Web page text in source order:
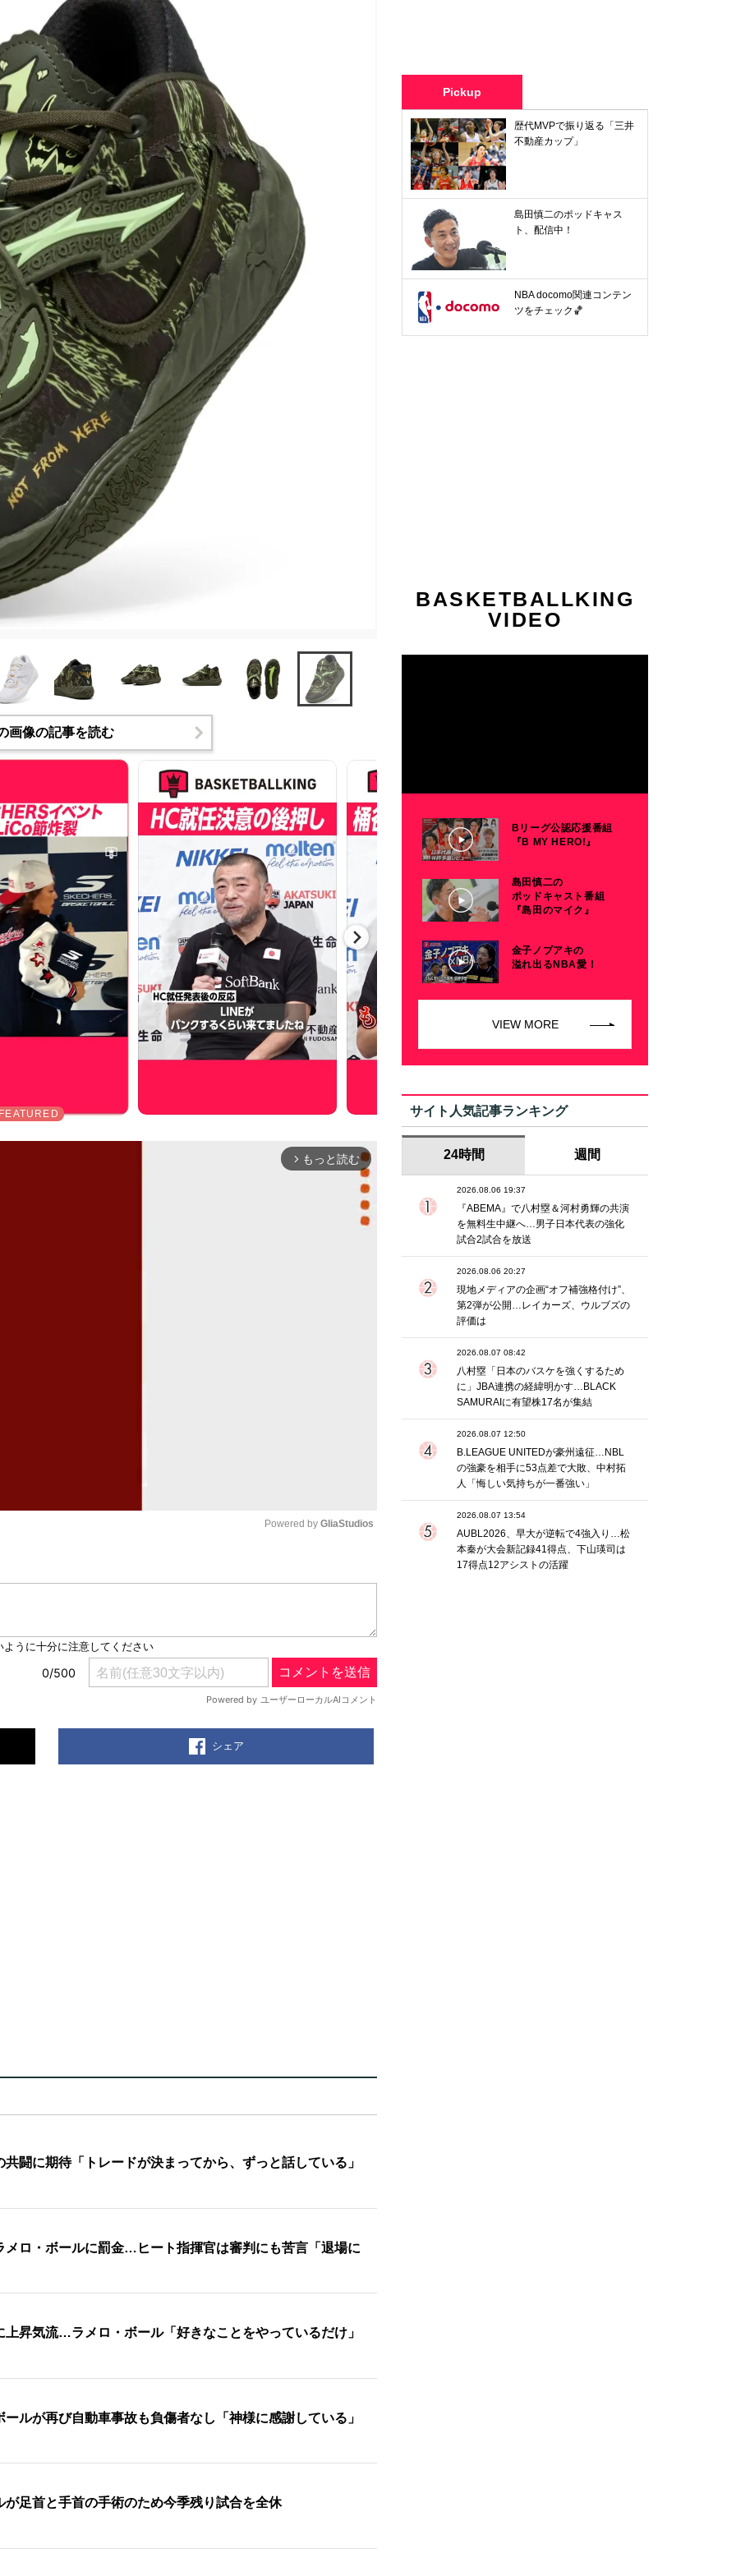
画像の記事を読む
arrow_forward_ios もっと読む
Powered by GliaStudios
シェア
闘に期待「トレードが決まってから、ずっと話している」
メロ・ボールに罰金…ヒート指揮官は審判にも苦言「退場に
昇気流…ラメロ・ボール「好きなことをやっているだけ」
ルが再び自動車事故も負傷者なし「神様に感謝している」
足首と手首の手術のため今季残り試合を全休
Pickup
歴代MVPで振り返る「三井
不動産カップ」
島田慎二のポッドキャス
ト、配信中！
NBA docomo関連コンテン
ツをチェック🏀
BASKETBALLKING
VIDEO
Bリーグ公認応援番組
『B MY HERO!』
島田慎二の
ポッドキャスト番組
『島田のマイク』
金子ノブアキの
溢れ出るNBA愛！
VIEW MORE
サイト人気記事ランキング
24時間 週間
2026.08.06 19:37
『ABEMA』で八村塁＆河村勇輝の共演
を無料生中継へ…男子日本代表の強化
試合2試合を放送
2026.08.06 20:27
現地メディアの企画“オフ補強格付け”、
第2弾が公開…レイカーズ、ウルブズの
評価は
2026.08.07 08:42
八村塁「日本のバスケを強くするため
に」JBA連携の経緯明かす…BLACK
SAMURAIに有望株17名が集結
2026.08.07 12:50
B.LEAGUE UNITEDが豪州遠征…NBL
の強豪を相手に53点差で大敗、中村拓
人「悔しい気持ちが一番強い」
2026.08.07 13:54
AUBL2026、早大が逆転で4強入り…松
本秦が大会新記録41得点、下山瑛司は
17得点12アシストの活躍